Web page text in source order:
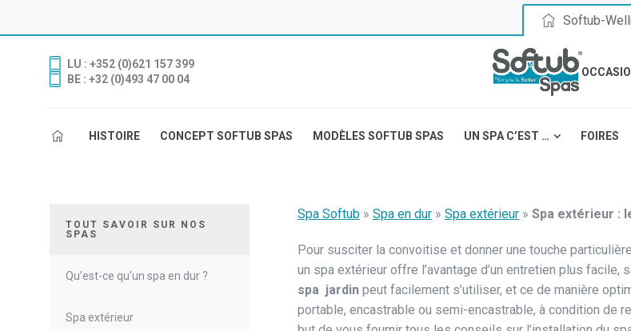
Softub-
LU : +352 (0)621 157 399
BE : +32 (0)493 47 00 04
HISTOIRE CONCEPT SOFTUB SPAS MODÈLES SOFTUB SPAS UN SPA C’EST … FOIRES
Spa Softub » Spa en dur » Spa extérieur » Spa extérieur :
Pour susciter la convoitise et donner une touche
un spa extérieur offre l’avantage d’un entretien plus facile,
spa jardin peut facilement s’utiliser, et ce de manière
portable, encastrable ou semi-encastrable, à condition de
TOUT SAVOIR SUR NOS
SPAS
Qu’est-ce qu’un spa en dur ?
Spa extérieur